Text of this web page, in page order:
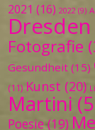
2021 (16) 2022 (9)
Dresden
Fotografie
Gesundheit (15)
(11) Kunst (20)
Martini
Poesie(19)